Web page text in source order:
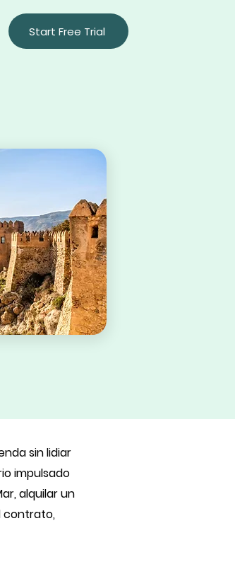
Start Free Trial
sin lidiar
impulsado
alquilar un
contrato,